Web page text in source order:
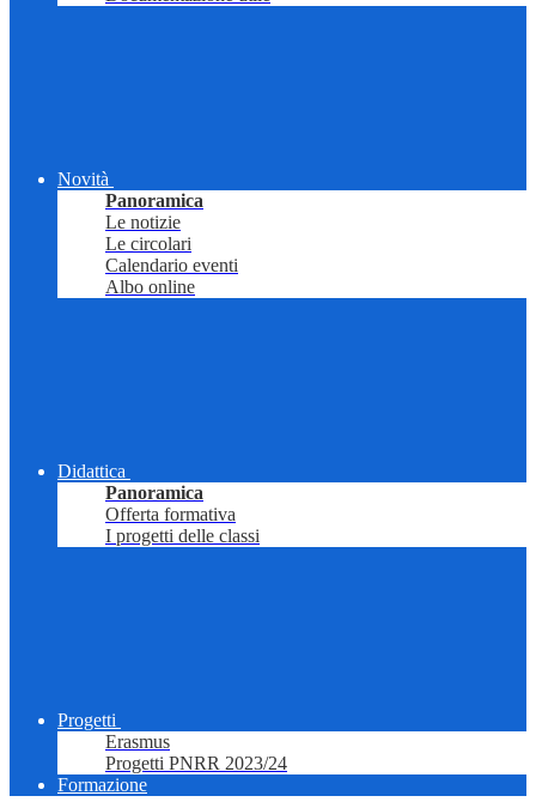
Novità
Panoramica
Le notizie
Le circolari
Calendario eventi
Albo online
Didattica
Panoramica
Offerta formativa
I progetti delle classi
Progetti
Erasmus
Progetti PNRR 2023/24
Formazione